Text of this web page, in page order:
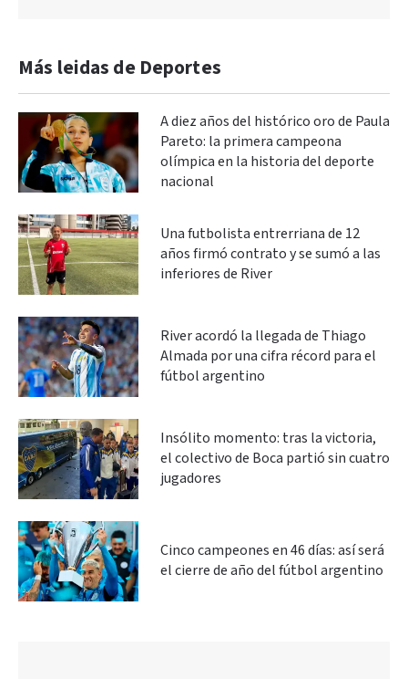
Más leidas de Deportes
A diez años del histórico oro de Paula
Pareto: la primera campeona
olímpica en la historia del deporte
nacional
Una futbolista entrerriana de 12
años firmó contrato y se sumó a las
inferiores de River
River acordó la llegada de Thiago
Almada por una cifra récord para el
fútbol argentino
Insólito momento: tras la victoria,
el colectivo de Boca partió sin cuatro
jugadores
Cinco campeones en 46 días: así será
el cierre de año del fútbol argentino